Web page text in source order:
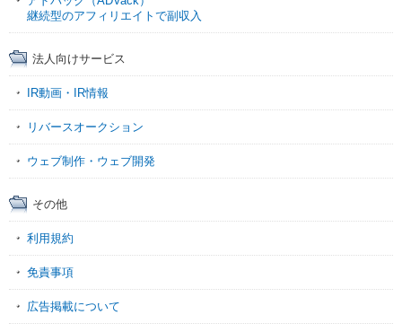
継続型のアフィリエイトで副収入
法人向けサービス
IR動画・IR情報
リバースオークション
ウェブ制作・ウェブ開発
その他
利用規約
免責事項
広告掲載について